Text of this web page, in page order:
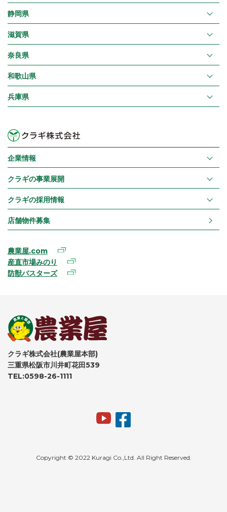
静岡県
滋賀県
奈良県
和歌山県
兵庫県
企業情報
クラギの事業展開
クラギの採用情報
店舗物件募集
農業屋.com
産直市場みのり
防獣バスターズ
クラギ株式会社(農業屋本部)
三重県松阪市川井町花田539
TEL:0598-26-1111
Copyright © 2022 Kuragi Co.,Ltd. All Right Reserved.